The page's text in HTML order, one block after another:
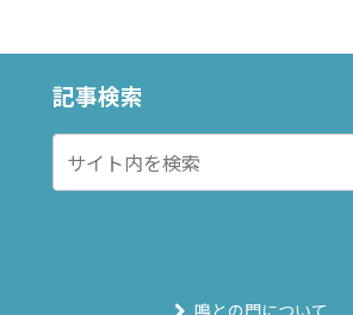
記事検索
鳴との門について